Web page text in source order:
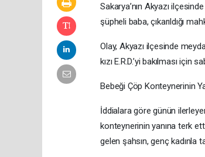
Sakarya’nın Akyazı
şüpheli baba, çıkarıldığı
​Olay, Akyazı ilçesinde
kızı E.R.D.’yi bakılması
​Bebeği Çöp Konteynerinin
​İddialara göre günün
konteynerinin yanına terk
gelen şahsın, genç kadınla